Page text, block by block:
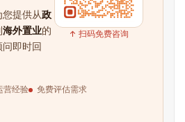
提供从政
海外置业的
即时回
营经验 免费评估需求
↑ 扫码免费咨询